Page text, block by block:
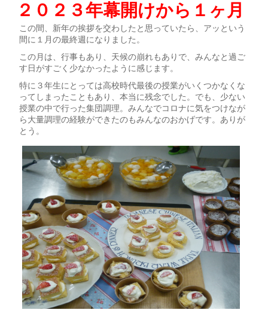
２０２３年幕開けから１ヶ月
この間、新年の挨拶を交わしたと思っていたら、アッという
間に１月の最終週になりました。
この月は、行事もあり、天候の崩れもありで、みんなと過ご
す日がすごく少なかったように感じます。
特に３年生にとっては高校時代最後の授業がいくつかなくな
ってしまったこともあり、本当に残念でした。でも、少ない
授業の中で行った集団調理。みんなでコロナに気をつけなが
ら大量調理の経験ができたのもみんなのおかげです。ありが
とう。